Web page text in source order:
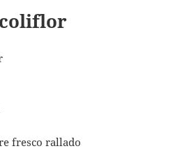
fresco rallado